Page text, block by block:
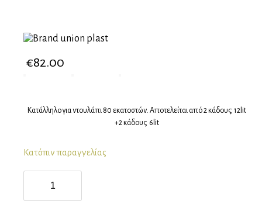
€82.00
Κατάλληλο για ντουλάπι 80 εκατοστών. Αποτελείται από 2 κάδους 12lit
+2 κάδους 6lit
Κατόπιν παραγγελίας
ανακύκλωσης